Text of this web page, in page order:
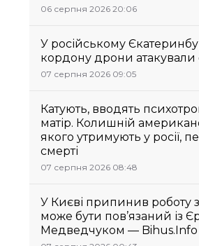
06 серпня 2026 20:06
У російському
кордону дрони
07 серпня 2026 09:05
Катують, вводять
матір. Колишній
якого утримують у росії,
смерті
07 серпня 2026 08:48
У Києві припинив роботу
може бути пов’язаний із
Медведчуком — Bihus.Info